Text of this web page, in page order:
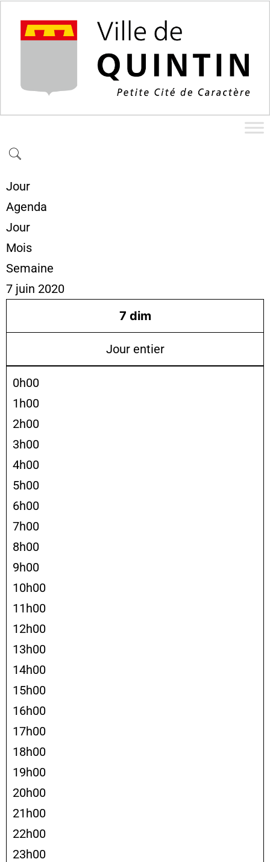
Jour
Agenda
Jour
Mois
Semaine
7 juin 2020
7 dim
Jour entier
0h00
1h00
2h00
3h00
4h00
5h00
6h00
7h00
8h00
9h00
10h00
11h00
12h00
13h00
14h00
15h00
16h00
17h00
18h00
19h00
20h00
21h00
22h00
23h00